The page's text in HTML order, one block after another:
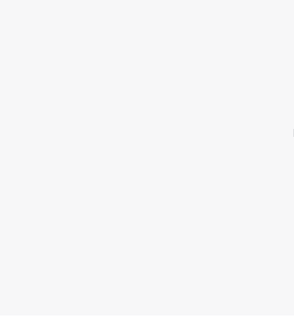
- Beschichtung
- Umgebung im
- mit